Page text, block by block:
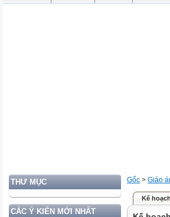
THƯ MỤC
CÁC Ý KIẾN MỚI NHẤT
Gốc > Giáo
Kế